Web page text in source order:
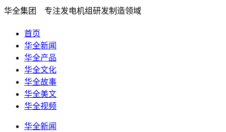
华全集团 专注发电机组研发制造领域
首页
华全新闻
华全产品
华全文化
华全故事
华全美文
华全视频
华全新闻